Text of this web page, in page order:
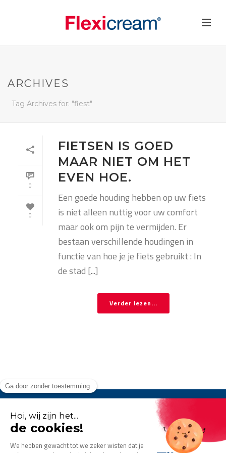
ARCHIVES
Tag Archives for: "fiest"
0
0
FIETSEN IS GOED
MAAR NIET OM HET
EVEN HOE.
Een goede houding hebben op uw fiets
is niet alleen nuttig voor uw comfort
maar ook om pijn te vermijden. Er
bestaan verschillende houdingen in
functie van hoe je je fiets gebruikt : In
de stad [...]
Verder lezen...